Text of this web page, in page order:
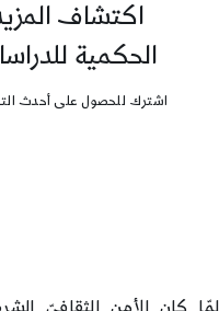
اكتشاف
الحكمية
اشترك للحصول على أحدث